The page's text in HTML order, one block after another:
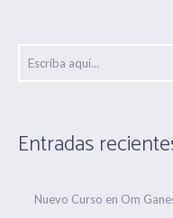
Entradas
Nuevo Curso en Om